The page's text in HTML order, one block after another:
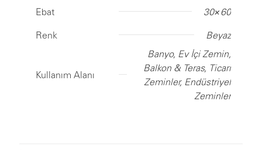
Ebat 30×60
Renk Beyaz
Kullanım Alanı
Banyo, Ev İçi Zemin,
Balkon & Teras, Ticari
Zeminler, Endüstriyel
Zeminler